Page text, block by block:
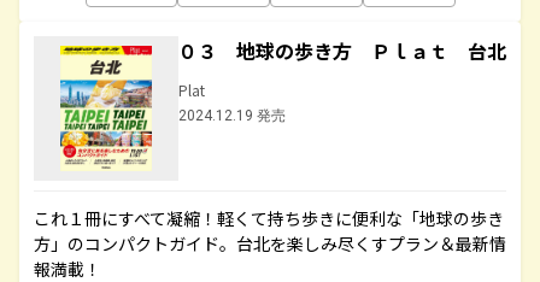
０３ 地球の歩き方 Ｐｌａｔ 台北
Plat
2024.12.19 発売
これ１冊にすべて凝縮！軽くて持ち歩きに便利な「地球の歩き
方」のコンパクトガイド。台北を楽しみ尽くすプラン＆最新情
報満載！